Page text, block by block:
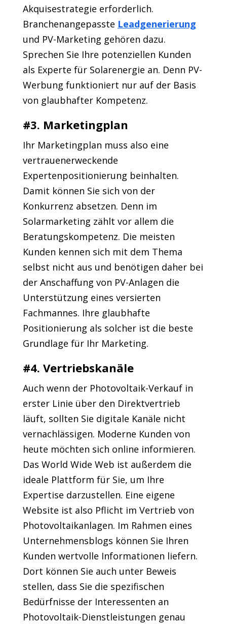
Akquisestrategie erforderlich.
Branchenangepasste Leadgenerierung
und PV-Marketing gehören dazu.
Sprechen Sie Ihre potenziellen Kunden
als Experte für Solarenergie an. Denn PV-
Werbung funktioniert nur auf der Basis
von glaubhafter Kompetenz.
#3. Marketingplan
Ihr Marketingplan muss also eine
vertrauenerweckende
Expertenpositionierung beinhalten.
Damit können Sie sich von der
Konkurrenz absetzen. Denn im
Solarmarketing zählt vor allem die
Beratungskompetenz. Die meisten
Kunden kennen sich mit dem Thema
selbst nicht aus und benötigen daher bei
der Anschaffung von PV-Anlagen die
Unterstützung eines versierten
Fachmannes. Ihre glaubhafte
Positionierung als solcher ist die beste
Grundlage für Ihr Marketing.
#4. Vertriebskanäle
Auch wenn der Photovoltaik-Verkauf in
erster Linie über den Direktvertrieb
läuft, sollten Sie digitale Kanäle nicht
vernachlässigen. Moderne Kunden von
heute möchten sich online informieren.
Das World Wide Web ist außerdem die
ideale Plattform für Sie, um Ihre
Expertise darzustellen. Eine eigene
Website ist also Pflicht im Vertrieb von
Photovoltaikanlagen. Im Rahmen eines
Unternehmensblogs können Sie Ihren
Kunden wertvolle Informationen liefern.
Dort können Sie auch unter Beweis
stellen, dass Sie die spezifischen
Bedürfnisse der Interessenten an
Photovoltaik-Dienstleistungen genau